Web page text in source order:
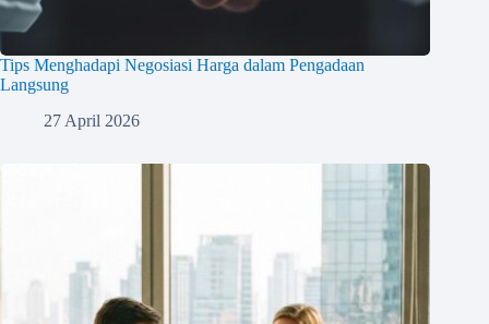
Tips Menghadapi Negosiasi Harga dalam Pengadaan
Langsung
27 April 2026